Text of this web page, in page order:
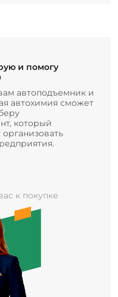
и помогу
автоподъемник и
автохимия сможет
который
к покупке